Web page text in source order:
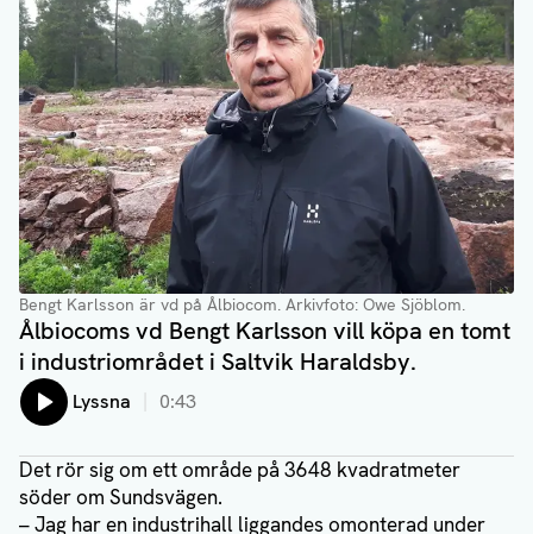
Bengt Karlsson är vd på Ålbiocom. Arkivfoto: Owe Sjöblom.
Ålbiocoms vd Bengt Karlsson vill köpa en tomt
i industriområdet i Saltvik Haraldsby.
Lyssna 0:43
Det rör sig om ett område på 3648 kvadratmeter
söder om Sundsvägen.
– Jag har en industrihall liggandes omonterad under